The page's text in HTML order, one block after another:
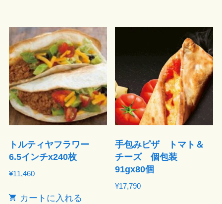
トルティヤフラワー
6.5インチx240枚
¥11,460
カートに入れる
手包みピザ トマト＆
チーズ 個包装
91gx80個
¥17,790